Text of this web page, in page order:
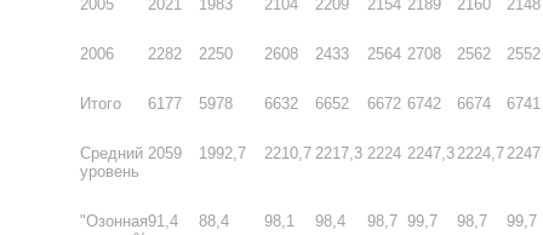
2005 2021 1983 2104 2209 2154 2189 2160 2148
2006 2282 2250 2608 2433 2564 2708 2562 2552
Итого 6177 5978 6632 6652 6672 6742 6674 6741
Средний
уровень
2059 1992,7 2210,7 2217,3 2224 2247,3 2224,7 2247
"Озонная91,4 88,4 98,1 98,4 98,7 99,7 98,7 99,7